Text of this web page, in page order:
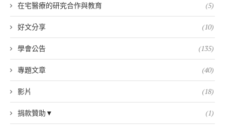
在宅醫療的研究合作與教育 (5)
好文分享 (10)
學會公告 (135)
專題文章 (40)
影片 (18)
捐款贊助▼ (1)